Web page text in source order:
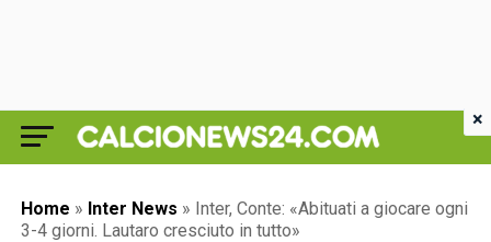
Home » Inter News » Inter, Conte: «Abituati a giocare ogni
3-4 giorni. Lautaro cresciuto in tutto»
×